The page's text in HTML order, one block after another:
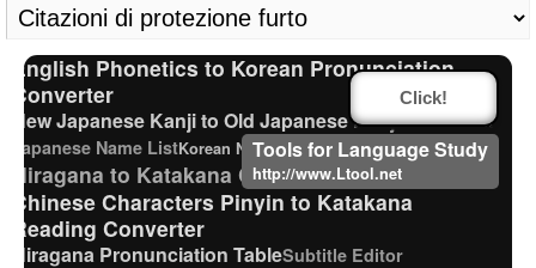
Capitalize Sentences/Every Words
Japan National Postal Code List
English Phonetics to Korean Pronunciation
Converter
New Japanese Kanji to Old Japanese Kanji Converter
Japanese Name ListKorean Names Romanization Converter
Hiragana to Katakana Converter
Chinese Characters Pinyin to Katakana
Reading Converter
Hiragana Pronunciation TableSubtitle Editor
Click!
Tools for Language Study
http://www.Ltool.net